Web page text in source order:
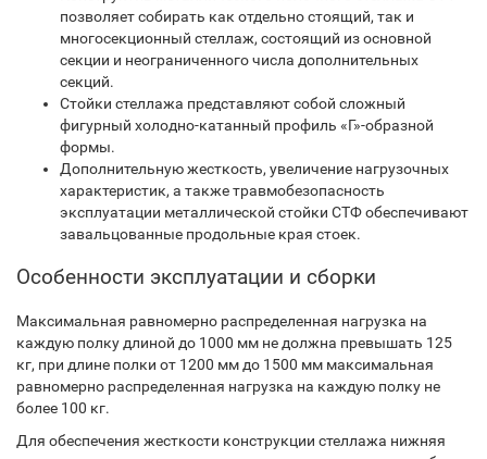
позволяет собирать как отдельно стоящий, так и
многосекционный стеллаж, состоящий из основной
секции и неограниченного числа дополнительных
секций.
Стойки стеллажа представляют собой сложный
фигурный холодно-катанный профиль «Г»-образной
формы.
Дополнительную жесткость, увеличение нагрузочных
характеристик, а также травмобезопасность
эксплуатации металлической стойки СТФ обеспечивают
завальцованные продольные края стоек.
Особенности эксплуатации и сборки
Максимальная равномерно распределенная нагрузка на
каждую полку длиной до 1000 мм не должна превышать 125
кг, при длине полки от 1200 мм до 1500 мм максимальная
равномерно распределенная нагрузка на каждую полку не
более 100 кг.
Для обеспечения жесткости конструкции стеллажа нижняя